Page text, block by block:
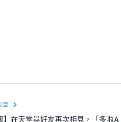
章
】在天堂與好友再次相見，「多啦A